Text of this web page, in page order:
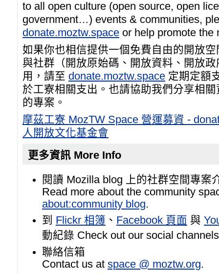
to all open culture (open source, open
government…) events & communities,
donate.moztw.space or help promote the
如果你也相信提供一個免費自由的開放
與社群（開放原始碼、開放資料、開放
用，請至 donate.moztw.space 定期定額
於工寮相關支出。也請協助我們分享相
的專案。
摩茲工寮 MozTW Space 營運募資 -
人開放文化基金會
更多資訊 More Info
閱讀 Mozilla blog 上的社群空間專案
Read more about the community
about:community blog.
到
Flickr 相簿 、 Facebook 頁面 與
動紀錄 Check out our social
聯絡信箱
Contact us at space @ moztw.org.